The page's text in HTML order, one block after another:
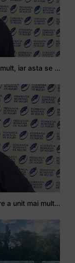
Stejarul Logan Weidner: Echipa a muncit mult, iar asta se va vedea în meciurile de la Nations Cup
Stejarul Iulian Hartig: A fost un turneu care a unit mai mult echipa